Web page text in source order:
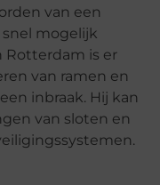
van een
snel mogelijk
Rotterdam is er
van ramen en
inbraak. Hij kan
van sloten en